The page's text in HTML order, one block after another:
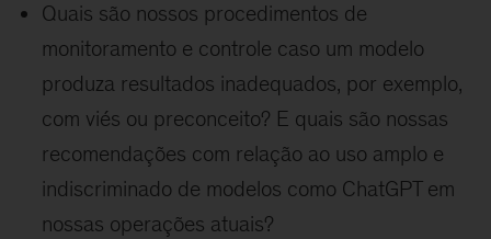
Quais são nossos procedimentos de
monitoramento e controle caso um modelo
produza resultados inadequados, por exemplo,
com viés ou preconceito? E quais são nossas
recomendações com relação ao uso amplo e
indiscriminado de modelos como ChatGPT em
nossas operações atuais?